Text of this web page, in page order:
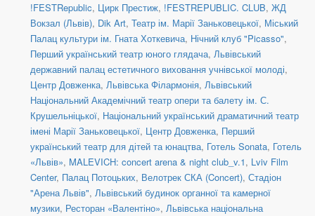
!FESTRepublic, Цирк Престиж, !FESTREPUBLIC. CLUB, ЖД
Вокзал (Львів), Dik Art, Театр ім. Марії Заньковецької, Міський
Палац культури ім. Гната Хоткевича, Нічний клуб "Picasso",
Перший український театр юного глядача, Львівський
державний палац естетичного виховання учнівської молоді,
Центр Довженка, Львівська Філармонія, Львівський
Національний Академічний театр опери та балету ім. С.
Крушельніцької, Національний український драматичний театр
імені Марії Заньковецької, Центр Довженка, Перший
український театр для дітей та юнацтва, Готель Sonata, Готель
«Львів», MALEVICH: concert arena & night club_v.1, Lviv Film
Center, Палац Потоцьких, Велотрек СКА (Concert), Стадіон
"Арена Львів", Львівський будинок органної та камерної
музики, Ресторан «Валентіно», Львівська національна